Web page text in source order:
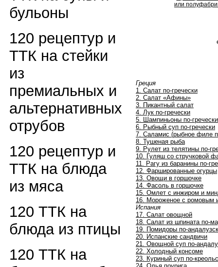
бульоны
120 рецептур и
ТТК на стейки
из
премиальных и
альтернативных
отрубов
120 рецептур и
ТТК на блюда
из мяса
120 ТТК на
блюда из птицы
120 ТТК на
или
Греция
1. Салат по-гречески
2. Салат «Афины»
3. Пикантный салат
4. Лук по-гречески
5. Шампиньоны по-гречески
6. Рыбный суп по-гречески
7. Саламис (рыбное филе
8. Тушеная рыба
9. Рулет из телятины по-
10. Гуляш со стручковой
11. Рагу из баранины по-
12. Фаршированные огурцы
13. Овощи в горшочке
14. Фасоль в горшочке
15. Омлет с инжиром и
16. Мороженое с ромовым
Испания
17. Салат овощной
18. Салат из шпината по-
19. Помидоры по-
20. Испанские сандвичи
21. Овощной суп по-
22. Холодный консоме
23. Куриный суп по-